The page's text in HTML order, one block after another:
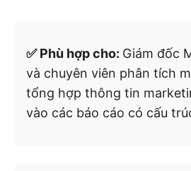
✅ Phù hợp cho: Giám đốc
và chuyên viên phân tích
tổng hợp thông tin
vào các báo cáo có cấu